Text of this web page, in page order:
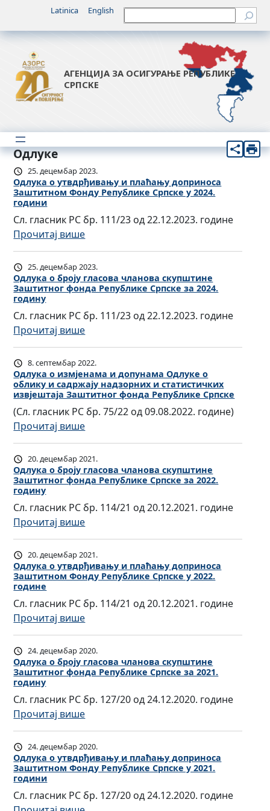
Latinica English Претрага
АГЕНЦИЈА ЗА ОСИГУРАЊЕ РЕПУБЛИКЕ
СРПСКЕ
Одлуке
25. децембар 2023.
Одлукa о утвдрђивању и плаћању доприноса
Заштитном Фонду Републике Српске у 2024.
години
Сл. гласник РС бр. 111/23 од 22.12.2023. године
Прочитај више:
О
д
л
у
a
о
у
т
в
д
р
а
њ
и
п
л
а
ћ
а
у
д
о
п
р
н
о
З
а
т
25. децембар 2023.
Одлукa о броју гласова чланова скупштине
Заштитног фонда Републике Српске за 2024.
годину
Сл. гласник РС бр. 111/23 од 22.12.2023. године
Прочитај више:
О
д
л
у
к
a
о
б
р
о
ј
у
с
о
а
ч
л
а
н
о
а
с
к
у
п
т
и
8. септембар 2022.
Одлука о измјенама и допунама Oдлуке о
облику и садржају надзорних и статистичких
извјештаја Заштитног фонда Републике Српске
(Сл. гласник РС бр. 75/22 од 09.08.2022. године)
Прочитај више:
О
д
л
у
а
о
и
з
м
ј
е
н
а
и
о
п
у
н
а
м
O
20. децембар 2021.
Одлукa о броју гласова чланова скупштине
Заштитног фонда Републике Српске за 2022.
годину
Сл. гласник РС бр. 114/21 од 20.12.2021. године
Прочитај више:
О
д
л
у
a
о
б
р
о
ј
у
с
о
а
20. децембар 2021.
Одлукa о утвдрђивању и плаћању доприноса
Заштитном Фонду Републике Српске у 2022.
године
Сл. гласник РС бр. 114/21 од 20.12.2021. године
Прочитај више:
О
д
л
у
a
о
у
т
в
д
р
ђ
24. децембар 2020.
Одлукa о броју гласова чланова скупштине
Заштитног фонда Републике Српске за 2021.
годину
Сл. гласник РС бр. 127/20 од 24.12.2020. године
Прочитај више:
О
д
л
у
a
24. децембар 2020.
Одлукa о утвдрђивању и плаћању доприноса
Заштитном Фонду Републике Српске у 2021.
години
Сл. гласник РС бр. 127/20 од 24.12.2020. године